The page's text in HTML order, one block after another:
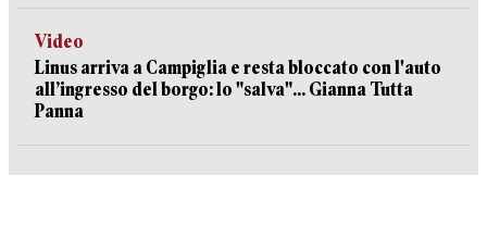
Video
Linus arriva a Campiglia e resta bloccato con l'auto
all’ingresso del borgo: lo "salva"... Gianna Tutta
Panna